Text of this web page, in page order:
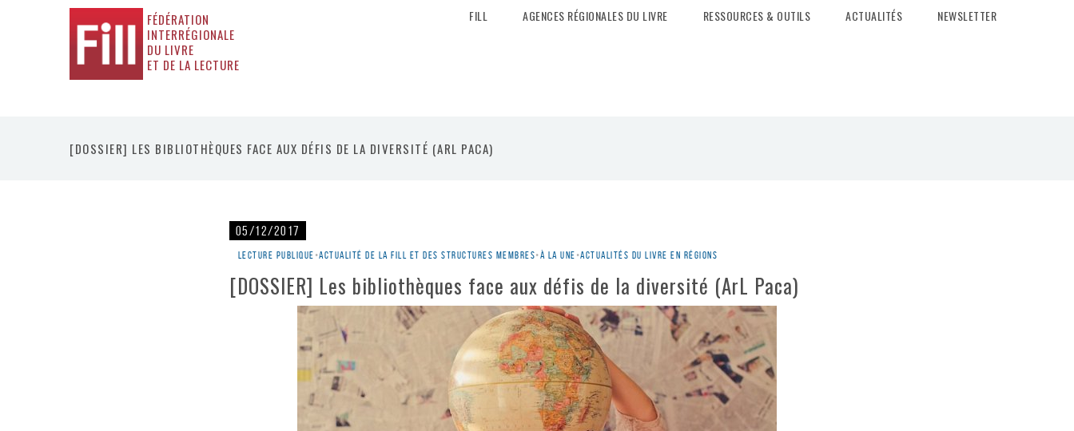
FÉDÉRATION
INTERRÉGIONALE
DU LIVRE
ET DE LA LECTURE
FILL AGENCES RÉGIONALES DU LIVRE RESSOURCES & OUTILS ACTUALITÉS NEWSLETTER
[DOSSIER] LES BIBLIOTHÈQUES FACE AUX DÉFIS DE LA DIVERSITÉ (ARL PACA)
05/12/2017
Lecture publique •Actualité de la Fill et des structures membres•À la une •Actualités du livre en régions
[DOSSIER] Les bibliothèques face aux défis de la diversité (ArL Paca)